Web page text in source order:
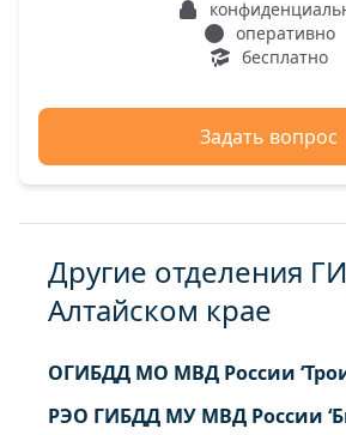
оперативно
бесплатно
Задать вопрос
Другие отделения
Алтайском крае
ОГИБДД МО МВД России
РЭО ГИБДД МУ МВД России